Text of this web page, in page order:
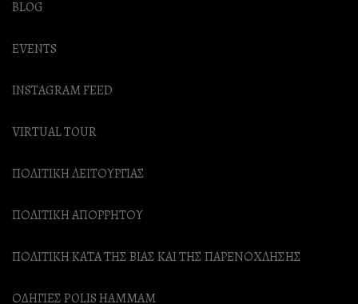
BLOG
EVENTS
INSTAGRAM FEED
VIRTUAL TOUR
ΠΟΛΙΤΙΚΗ ΛΕΙΤΟΥΡΓΙΑΣ
ΠΟΛΙΤΙΚΗ ΑΠΟΡΡΗΤΟΥ
ΠΟΛΙΤΙΚΗ ΚΑΤΑ ΤΗΣ ΒΙΑΣ ΚΑΙ ΤΗΣ ΠΑΡΕΝΟΧΛΗΣΗΣ
ΟΔΗΓΙΕΣ POLIS HAMMAM